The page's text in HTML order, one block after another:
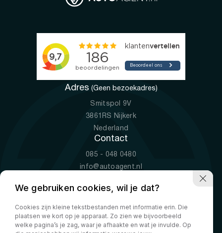
Adres (Geen bezoekadres)
Smitspol 9V
3861RS Nijkerk
Nederland
Contact
085 - 048 0480
info@autoagent.nl
Openingstijden
Ma-Vr
09:00 - 19:00
Za
10:00 - 17:00
We gebruiken cookies, wil je dat?
Cookies zijn kleine tekstbestanden met informatie erin. Die
plaatsen we kort op je apparaat. Zo zien we bijvoorbeeld
welke pagina’s je zag, waar je afhaakte en wat je invulde. Op